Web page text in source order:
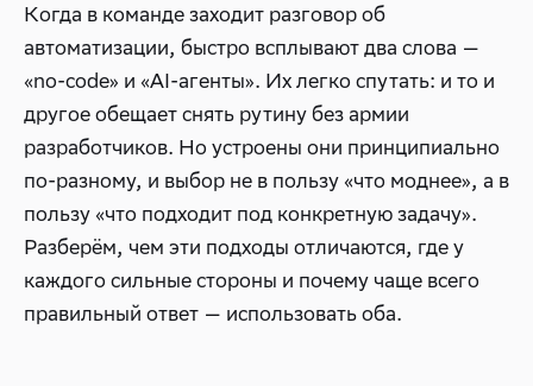
Когда в команде заходит разговор об
автоматизации, быстро всплывают два слова —
«no-code» и «AI-агенты». Их легко спутать: и то и
другое обещает снять рутину без армии
разработчиков. Но устроены они принципиально
по-разному, и выбор не в пользу «что моднее», а в
пользу «что подходит под конкретную задачу».
Разберём, чем эти подходы отличаются, где у
каждого сильные стороны и почему чаще всего
правильный ответ — использовать оба.